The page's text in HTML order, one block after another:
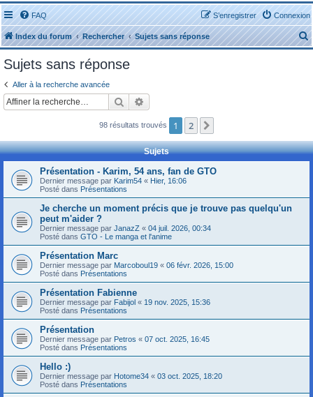
FAQ Connexion
S’enregistrer
Index du forum Rechercher Sujets sans réponse
e
h
Sujets sans réponse
Aller à la recherche avancée
Rechercher
98 résultats trouvés 1 2
Sujets
Présentation - Karim, 54 ans, fan de GTO
Dernier message par Karim54 « Hier, 16:06
Posté dans Présentations
Je cherche un moment précis que je trouve pas quelqu'un
peut m'aider ?
Dernier message par JanazZ « 04 juil. 2026, 00:34
Posté dans GTO - Le manga et l'anime
Présentation Marc
Dernier message par Marcoboul19 « 06 févr. 2026, 15:00
Posté dans Présentations
Présentation Fabienne
Dernier message par Fabijol « 19 nov. 2025, 15:36
Posté dans Présentations
Présentation
Dernier message par Petros « 07 oct. 2025, 16:45
Posté dans Présentations
Hello :)
Dernier message par Hotome34 « 03 oct. 2025, 18:20
Posté dans Présentations